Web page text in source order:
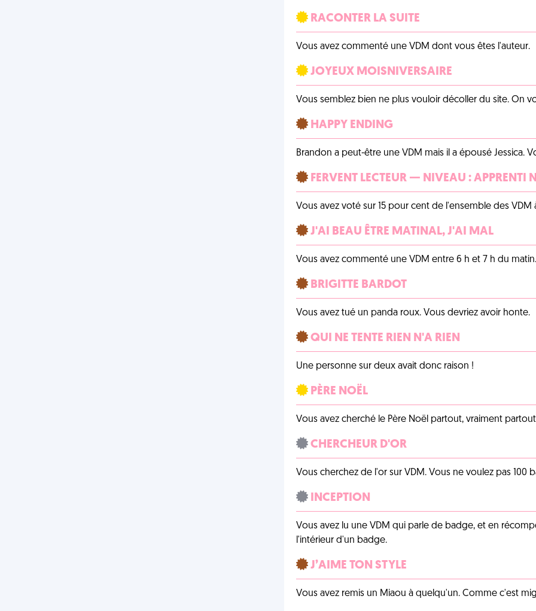
RACONTER LA SUITE
Vous avez commenté une VDM dont vous êtes l'auteur.
JOYEUX MOISNIVERSAIRE
Vous semblez bien ne plus vouloir décoller du site. On
HAPPY ENDING
Brandon a peut-être une VDM mais il a épousé Jessica.
FERVENT LECTEUR — NIVEAU : APPRENTI
Vous avez voté sur 15 pour cent de l'ensemble des VDM
J'AI BEAU ÊTRE MATINAL, J'AI MAL
Vous avez commenté une VDM entre 6 h et 7 h du matin.
BRIGITTE BARDOT
Vous avez tué un panda roux. Vous devriez avoir honte.
QUI NE TENTE RIEN N'A RIEN
Une personne sur deux avait donc raison !
PÈRE NOËL
Vous avez cherché le Père Noël partout, vraiment
CHERCHEUR D'OR
Vous cherchez de l'or sur VDM. Vous ne voulez pas 100
INCEPTION
Vous avez lu une VDM qui parle de badge, et en
l'intérieur d'un badge.
J’AIME TON STYLE
Vous avez remis un Miaou à quelqu'un. Comme c'est